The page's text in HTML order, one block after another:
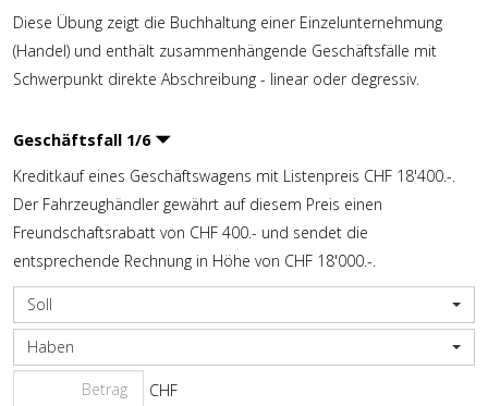
Diese Übung zeigt die Buchhaltung einer Einzelunternehmung
(Handel) und enthält zusammenhängende Geschäftsfälle mit
Schwerpunkt direkte Abschreibung - linear oder degressiv.
Geschäftsfall 1/6
Kreditkauf eines Geschäftswagens mit Listenpreis CHF 18'400.-.
Der Fahrzeughändler gewährt auf diesem Preis einen
Freundschaftsrabatt von CHF 400.- und sendet die
entsprechende Rechnung in Höhe von CHF 18'000.-.
Soll
Haben
CHF